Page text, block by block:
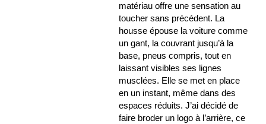
matériau offre une sensation au
toucher sans précédent. La
housse épouse la voiture comme
un gant, la couvrant jusqu’à la
base, pneus compris, tout en
laissant visibles ses lignes
musclées. Elle se met en place
en un instant, même dans des
espaces réduits. J’ai décidé de
faire broder un logo à l’arrière, ce